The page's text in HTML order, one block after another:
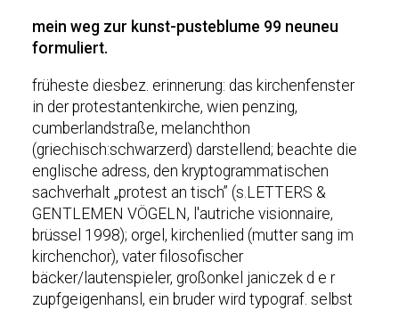
mein weg zur kunst-pusteblume 99 neuneu
formuliert.
früheste diesbez. erinnerung: das kirchenfenster
in der protestantenkirche, wien penzing,
cumberlandstraße, melanchthon
(griechisch:schwarzerd) darstellend; beachte die
englische adress, den kryptogrammatischen
sachverhalt „protest an tisch” (s.LETTERS &
GENTLEMEN VÖGELN, l'autriche visionnaire,
brüssel 1998); orgel, kirchenlied (mutter sang im
kirchenchor), vater filosofischer
bäcker/lautenspieler, großonkel janiczek d e r
zupfgeigenhansl, ein bruder wird typograf. selbst